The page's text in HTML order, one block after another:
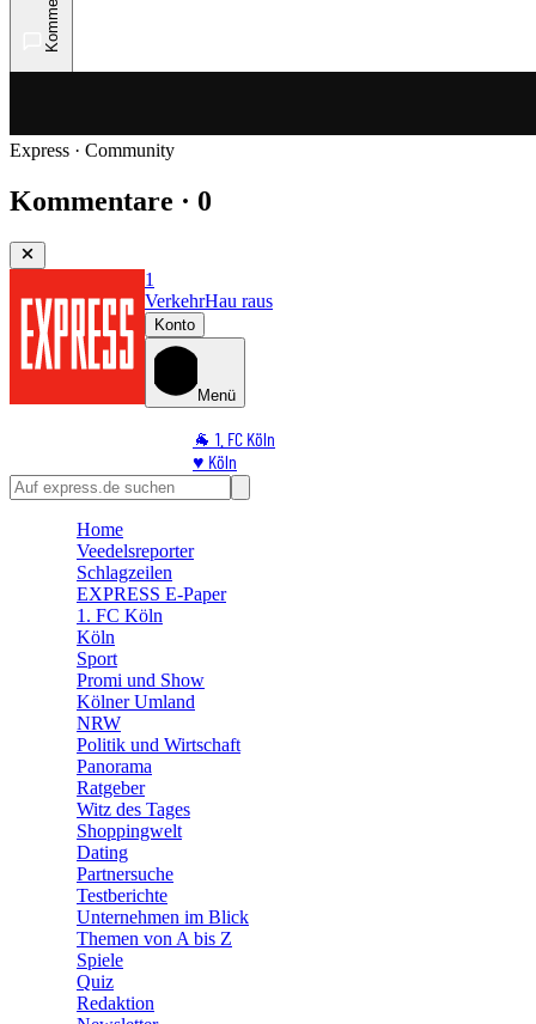
Express · Community
Kommentare · 0
1
VerkehrHau raus
Konto
Menü
🐐 1. FC Köln
♥️ Köln
⭐ Promi
🛒 Shoppingwelt
Home
Veedelsreporter
Schlagzeilen
EXPRESS E-Paper
1. FC Köln
Köln
Sport
Promi und Show
Kölner Umland
NRW
Politik und Wirtschaft
Panorama
Ratgeber
Witz des Tages
Shoppingwelt
Dating
Partnersuche
Testberichte
Unternehmen im Blick
Themen von A bis Z
Spiele
Quiz
Redaktion